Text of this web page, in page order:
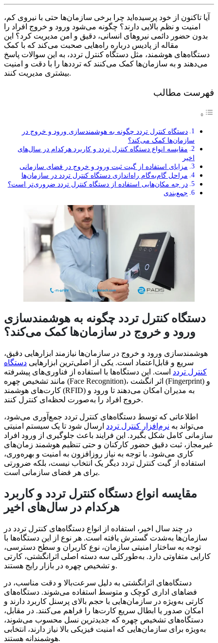
آیا تاکنون از خود پرسیده‌اید چرا برخی سازمان‌ها حتی با نیروی کم،
امنیت و نظم بالایی دارند؟ چگونه می‌شود ورود و خروج افراد را
بدون حضور دائمی نیروهای انسانی، دقیق و امن مدیریت کرد؟ این
مقاله از پادیس درباره راه‌هایی صحبت می‌کند که با کمک
دستگاه‌های هوشمند، مثل دستگاه کنترل تردد، به این سوالات پاسخ
می‌دهند و به سازمان‌ها کمک می‌کنند که ترددها را با دقت و امنیت
بیشتری مدیریت کنند.
فهرست مطالب
دستگاه کنترل تردد چگونه به هوشمندسازی ورود و خروج در
سازمان‌ها کمک می‌کند؟
مقایسه انواع دستگاه کنترل تردد و کاربرد هرکدام در سال‌های
اخیر
مزایای استفاده از گیت ثبت ورود و خروج در فضای سازمانی
مراحل گام‌به‌گام راه‌اندازی دستگاه کنترل تردد در سازمان‌ها
در چه مکان‌هایی استفاده از دستگاه کنترل تردد ضروری‌تر است؟
جمع‌بندی
دستگاه کنترل تردد چگونه به هوشمندسازی
ورود و خروج در سازمان‌ها کمک می‌کند؟
هوشمندسازی ورود و خروج در سازمان‌ها نیازمند ابزارهایی دقیق،
سریع و قابل‌اعتماد است. یکی از اصلی‌ترین ابزارهایی دستگاه
کنترل تردد است. این دستگاه‌ها با استفاده از فناوری‌های پیشرفته
مانند تشخیص چهره (Face Recognition)، اثر انگشت (Fingerprint) و
کارت‌های هوشمند (RFID) به مدیران امکان می‌دهند تا ورود و
خروج افراد را به‌صورت لحظه‌ای کنترل کنند.
اطلاعاتی که توسط دستگاه‌های کنترل تردد جمع‌آوری می‌شود،
می‌تواند به نرم‌افزار کنترل تردد ارسال شود تا یک سیستم امنیتی
سازمانی کامل شکل بگیرد. این فرایند باعث جلوگیری از ورود افراد
غیرمجاز، ثبت دقیق حضور کارکنان و حتی تنظیم هوشمند زمان‌های
کاری می‌شود. با توجه به نیاز روزافزون به امنیت و بهره‌وری،
استفاده از گیت کنترل تردد دیگر یک انتخاب نیست، بلکه ضرورتی
برای هر فضای سازمانی است.
مقایسه انواع دستگاه کنترل تردد و کاربرد
هرکدام در سال‌های اخیر
در چند سال اخیر، استفاده از انواع دستگاه‌های کنترل تردد در
سازمان‌ها به‌شدت گسترش یافته است. هر نوع از این دستگاه‌ها با
توجه به ساختار امنیتی سازمان، نوع کاربران و سطح دسترسی،
کارایی متفاوتی دارد. به‌طورکلی سه دسته اصلی اثرانگشتی، کارتی
و تشخیص چهره در بازار رایج هستند.
دستگاه‌های اثرانگشتی به دلیل سرعت‌بالا و دقت مناسب، در
فضاهای اداری کوچک و متوسط استفاده می‌شوند. دستگاه‌های
کارتی به‌ویژه در سازمان‌هایی با حجم بالای پرسنل کاربرد دارند و
امکان صدور یا ابطال سریع کارت‌ها را فراهم می‌کنند. در مقابل،
دستگاه‌های تشخیص چهره که جدیدترین نسل محسوب می‌شوند،
به‌ویژه برای سازمان‌هایی که امنیت فیزیکی بالا نیاز دارند، انتخابی
هوشمندانه هستند.